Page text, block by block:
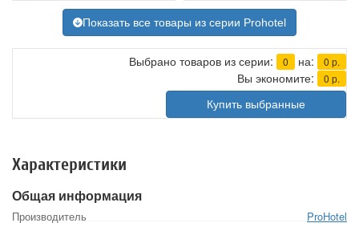
Показать все товары из серии Prohotel
Выбрано товаров из серии: 0 на: 0 р.
Вы экономите: 0 р.
Купить выбранные
Характеристики
Общая информация
Производитель
ProHotel